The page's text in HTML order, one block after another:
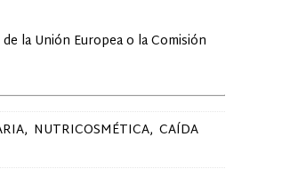
la Unión Europea o la Comisión
NUTRICOSMÉTICA CAÍDA